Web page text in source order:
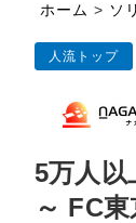
ホーム > ソ
人流トップ
5万人以
～ FC